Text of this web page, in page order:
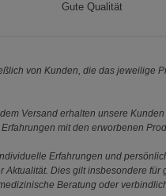
Gute Qualität
von Kunden, die das jeweilige
Versand erhalten unsere
mit den erworbenen
Erfahrungen und
Aktualität. Dies gilt insbesondere
Beratung oder